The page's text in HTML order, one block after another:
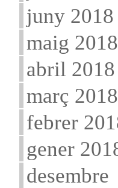
juny 2018
maig 2018
abril 2018
març 2018
febrer
gener
desembre